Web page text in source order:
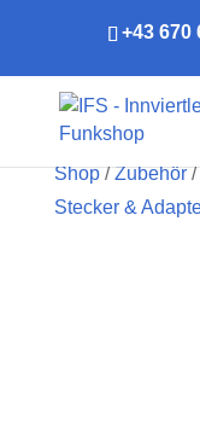
+43 670
Shop/Zubehör/
Stecker &